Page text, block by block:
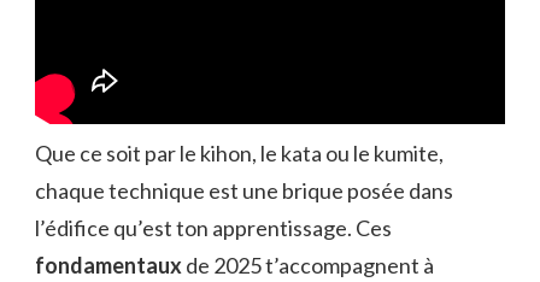
Que ce soit par le kihon, le kata ou le kumite,
chaque technique est une brique posée dans
l’édifice qu’est ton apprentissage. Ces
fondamentaux de 2025 t’accompagnent à